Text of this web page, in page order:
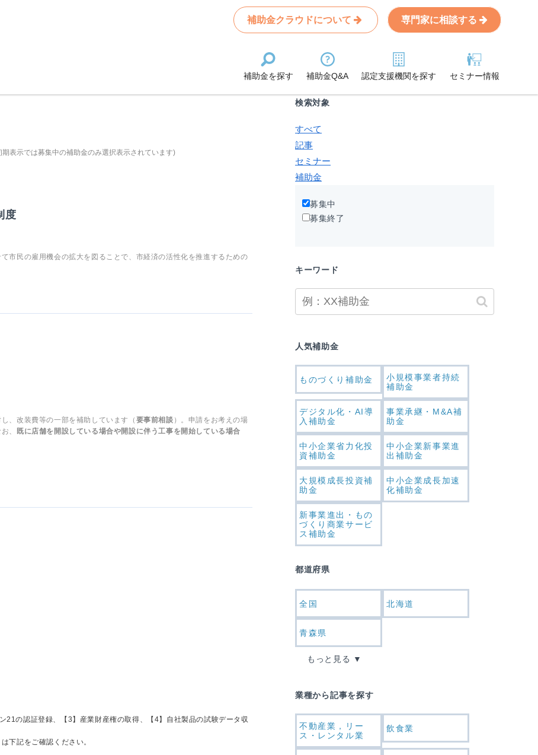
補助金クラウドについて 専門家に相談する
補助金を探す 補助金Q&A 認定支援機関を探す セミナー情報
表示では募集中の補助金のみ選択表示されています)
度
市民の雇用機会の拡大を図ることで、市経済の活性化を推進するための
、改装費等の一部を補助しています（ 要事前相談 ）。申請をお考えの場
、
既に店舗を開設している場合や開設に伴う工事を開始している場合
の認証登録、【3】産業財産権の取得、【4】自社製品の試験データ収
下記をご確認ください。
Search
条件から記事を探す
検索対象
すべて
記事
セミナー
補助金
募集中
募集終了
キーワード
人気補助金
ものづくり補助金
小規模事業者持続
補助金
デジタル化・AI導
入補助金
事業承継・M&A補
助金
中小企業省力化投
資補助金
中小企業新事業進
出補助金
大規模成長投資補
助金
中小企業成長加速
化補助金
新事業進出・もの
づくり商業サービ
ス補助金
都道府県
全国 北海道
青森県
もっと見る
業種から記事を探す
不動産業，リー
ス・レンタル業
飲食業